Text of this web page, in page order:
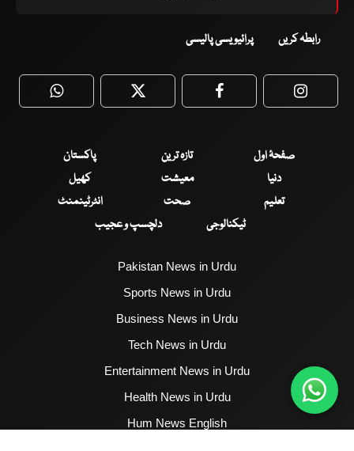
رابطہ کریں پرائیویسی پالیسی
WhatsApp Twitter Facebook
صفحۂ اول تازہ ترین
پاکستان
دنیا
معیشت
کھیل
تعلیم
صحت
انٹرٹینمنٹ
ٹیکنالوجی
دلچسپ و عجیب
Pakistan News in Urdu
Sports News in Urdu
Business News in Urdu
Tech News in Urdu
Entertainment News in Urdu
Health News in Urdu
Hum News English